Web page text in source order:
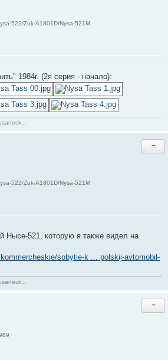
522/Zuk-A1801D/Nysa-521M
1984г. (2я серия - начало):
522/Zuk-A1801D/Nysa-521M
−
Нысе-521, которую я также видел на
sobytie-k ... polskij-avtomobil-
−